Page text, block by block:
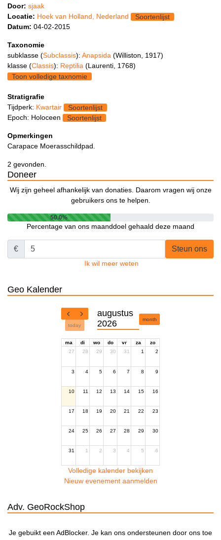
Door: sjaak
Locatie: Hoek van Holland, Nederland
Soortenlijst
Datum: 04-02-2015
Taxonomie
subklasse (Subclassis): Anapsida (Williston, 1917)
klasse (Classis): Reptilia (Laurenti, 1768)
Toon volledige taxnomie
Stratigrafie
Tijdperk: Kwartair
Soortenlijst
Epoch: Holoceen
Soortenlijst
Opmerkingen
Carapace Moerasschildpad.
2 gevonden.
Doneer
Wij zijn geheel afhankelijk van donaties. Daarom vragen wij onze
gebruikers ons te helpen.
50.0%
Percentage van ons maanddoel gehaald deze maand
€ Steun ons
Ik wil meer weten
Geo Kalender
today
augustus
2026
month
ma di wo do vr za
zo
27
28 29 30 31 1 2
3 4 5 6 7 8 9
10 11 12 13 14 15 16
17 18 19 20 21 22 23
24 25 26 27 28 29 30
31 1 2 3 4 5 6
Volledige kalender bekijken
Nieuw evenement aanmelden
Adv. GeoRockShop
Je gebuikt een AdBlocker. Je kan ons ondersteunen door ons toe